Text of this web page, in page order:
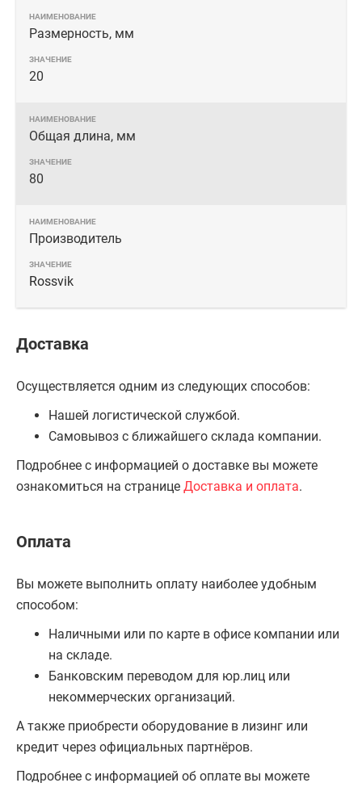
Размерность, мм
20
Общая длина, мм
80
Производитель
Rossvik
Доставка
Осуществляется одним из следующих способов:
Нашей логистической службой.
Самовывоз с ближайшего склада компании.
Подробнее с информацией о доставке вы можете
ознакомиться на странице Доставка и оплата.
Оплата
Вы можете выполнить оплату наиболее удобным
способом:
Наличными или по карте в офисе компании или
на складе.
Банковским переводом для юр.лиц или
некоммерческих организаций.
А также приобрести оборудование в лизинг или
кредит через официальных партнёров.
Подробнее с информацией об оплате вы можете